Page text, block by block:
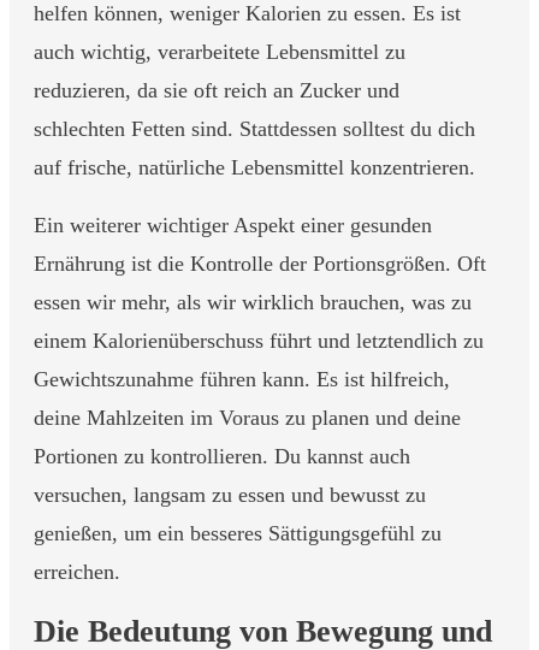
helfen können, weniger Kalorien zu essen. Es ist
auch wichtig, verarbeitete Lebensmittel zu
reduzieren, da sie oft reich an Zucker und
schlechten Fetten sind. Stattdessen solltest du dich
auf frische, natürliche Lebensmittel konzentrieren.
Ein weiterer wichtiger Aspekt einer gesunden
Ernährung ist die Kontrolle der Portionsgrößen. Oft
essen wir mehr, als wir wirklich brauchen, was zu
einem Kalorienüberschuss führt und letztendlich zu
Gewichtszunahme führen kann. Es ist hilfreich,
deine Mahlzeiten im Voraus zu planen und deine
Portionen zu kontrollieren. Du kannst auch
versuchen, langsam zu essen und bewusst zu
genießen, um ein besseres Sättigungsgefühl zu
erreichen.
Die Bedeutung von Bewegung und